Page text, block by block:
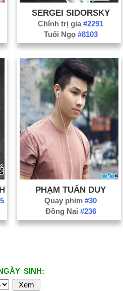
SERGEI SIDORSKY
Chính trị gia#2291
Tuổi Ngọ #8103
PHẠM TUẤN DUY
Quay phim#30
Đồng Nai #236
SINH: